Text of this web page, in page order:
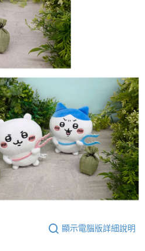
顯示電腦版詳細說明